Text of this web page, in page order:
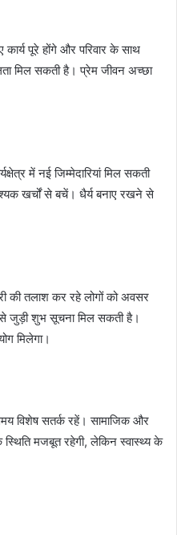
पूरे होंगे और परिवार के साथ
मिल सकती है। प्रेम जीवन अच्छा
में नई जिम्मेदारियां मिल सकती
खर्चों से बचें। धैर्य बनाए रखने से
की तलाश कर रहे लोगों को अवसर
से जुड़ी शुभ सूचना मिल सकती है।
मिलेगा।
विशेष सतर्क रहें। सामाजिक और
स्थिति मजबूत रहेगी, लेकिन स्वास्थ्य के